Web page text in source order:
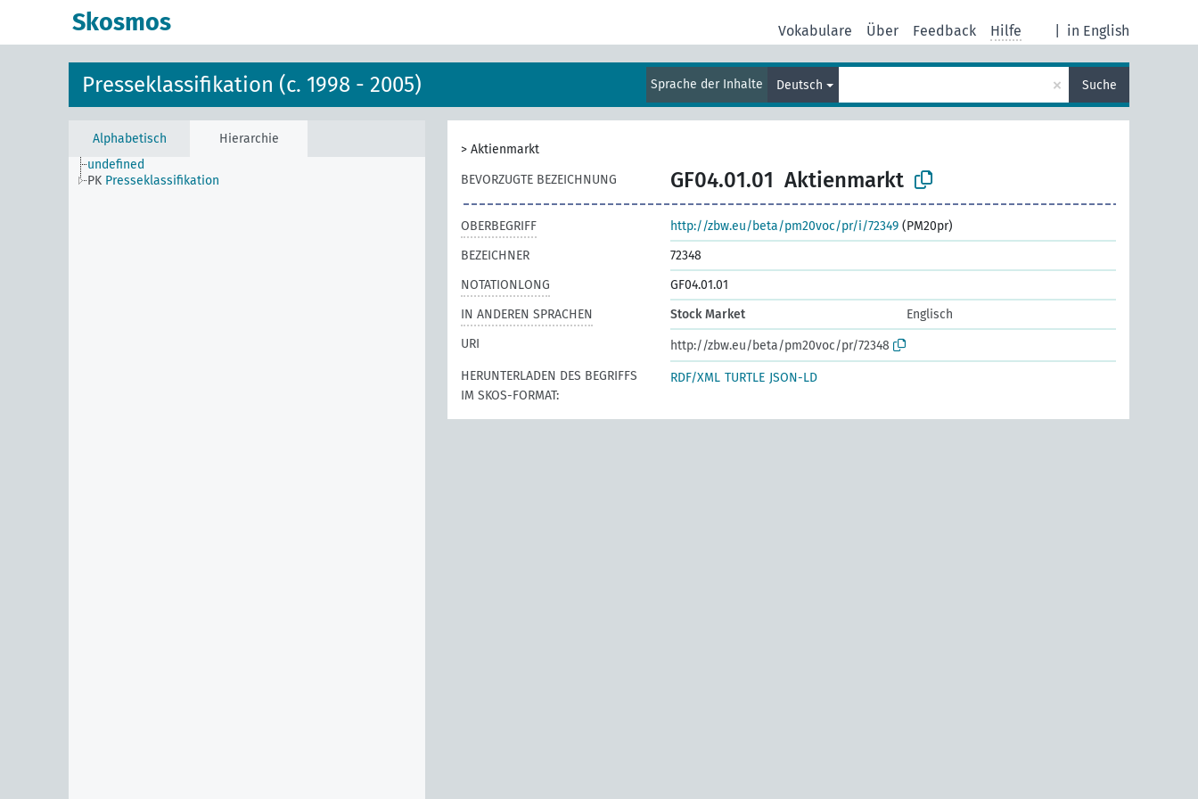
Skosmos in English
Vokabulare Über Feedback Hilfe
Presseklassifikation (c. 1998 - 2005) Sprache der Inhalte Deutsch × Suche
Alphabetisch
Hierarchie
undefined
PK Presseklassifikation
> Aktienmarkt
BEVORZUGTE BEZEICHNUNG
GF04.01.01 Aktienmarkt
OBERBEGRIFF http://zbw.eu/beta/pm20voc/pr/i/72349 (PM20pr)
BEZEICHNER
72348
NOTATIONLONG
GF04.01.01
IN ANDEREN SPRACHEN
Stock Market
Englisch
URI
http://zbw.eu/beta/pm20voc/pr/72348
HERUNTERLADEN DES BEGRIFFS
IM SKOS-FORMAT:
RDF/XML TURTLE JSON-LD